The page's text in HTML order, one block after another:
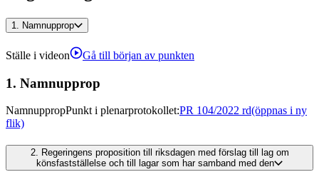
1. Namnupprop
Ställe i videon Gå till början av punkten
1. Namnupprop
NamnuppropPunkt i plenarprotokollet:PR 104/2022 rd(öppnas i ny
flik)
2. Regeringens proposition till riksdagen med förslag till lag om
könsfastställelse och till lagar som har samband med den